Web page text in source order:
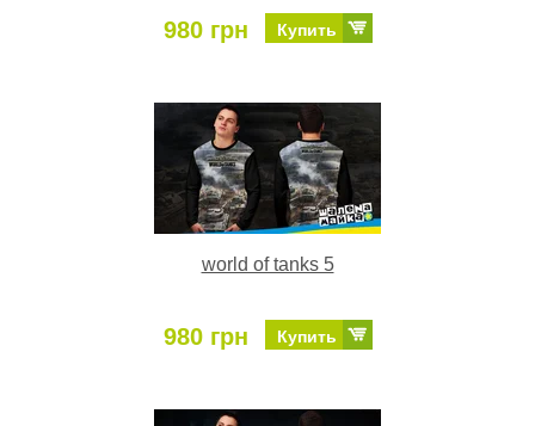
980 грн Купить
world of tanks 5
980 грн Купить